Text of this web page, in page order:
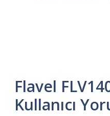
Flavel
Kullanıcı